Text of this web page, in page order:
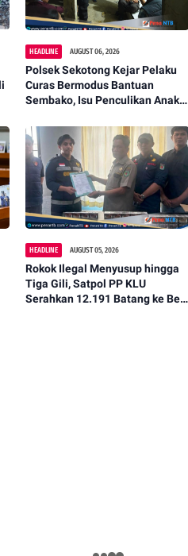
HEADLINE AUGUST 06, 2026
Polsek Sekotong Kejar Pelaku
Curas Bermodus Bantuan
Sembako, Isu Penculikan Anak
HEADLINE AUGUST 05, 2026
Rokok Ilegal Menyusup hingga
Tiga Gili, Satpol PP KLU
Serahkan 12.191 Batang ke Bea